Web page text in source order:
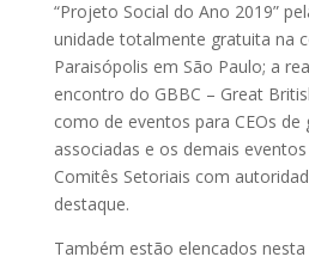
“Projeto Social do Ano 2019”
unidade totalmente gratuita na
Paraisópolis em São Paulo; a
encontro do GBBC – Great
como de eventos para CEOs de
associadas e os demais
Comitês Setoriais com
destaque.
Também estão elencados